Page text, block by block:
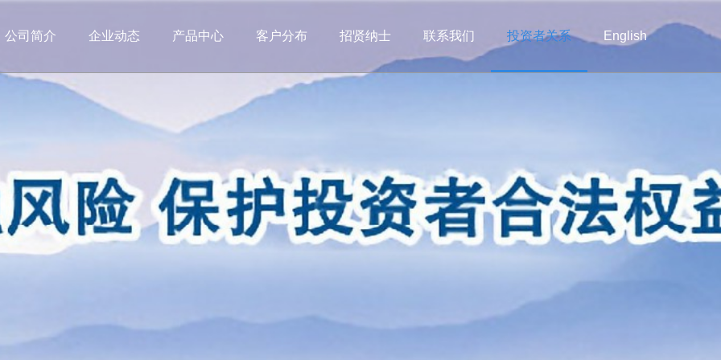
公司简介 企业动态 产品中心 客户分布 招贤纳士 联系我们 投资者关系 English